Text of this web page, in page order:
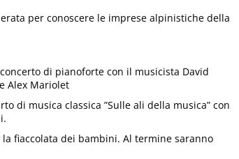
per conoscere le imprese alpinistiche della
di pianoforte con il musicista David
Alex Mariolet
di musica classica ”Sulle ali della musica” con
fiaccolata dei bambini. Al termine saranno